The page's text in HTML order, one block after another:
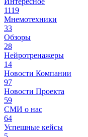
1119
Мнемотехники
33
Обзоры
28
Нейротренажеры
14
Новости Компании
97
Новости Проекта
59
СМИ о нас
64
Успешные кейсы